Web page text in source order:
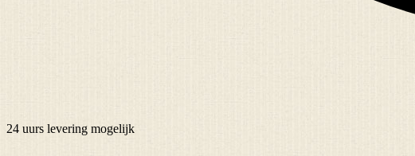
24 uurs levering mogelijk